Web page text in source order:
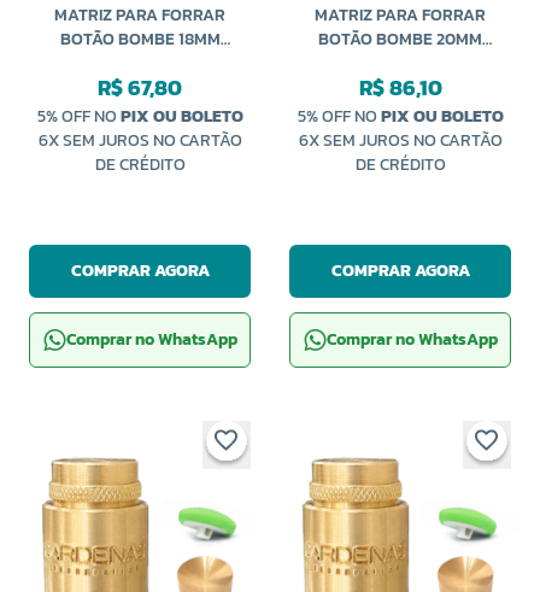
MATRIZ PARA FORRAR
BOTÃO BOMBE 18MM
R$ 67,80
5% OFF NOPIX OU BOLETO
6X SEM JUROS NO CARTÃO
DE CRÉDITO
COMPRAR AGORA
Comprar no WhatsApp
MATRIZ PARA FORRAR
BOTÃO BOMBE 20MM
R$ 86,10
5% OFF NOPIX OU BOLETO
6X SEM JUROS NO CARTÃO
DE CRÉDITO
COMPRAR AGORA
Comprar no WhatsApp